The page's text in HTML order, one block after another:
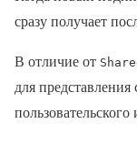
сразу получает
В отличие от
для